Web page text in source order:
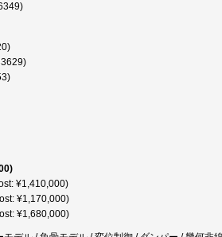
¥1,410,000)
¥1,170,000)
¥1,680,000)